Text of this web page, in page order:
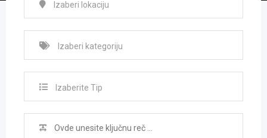
Izaberite Tip